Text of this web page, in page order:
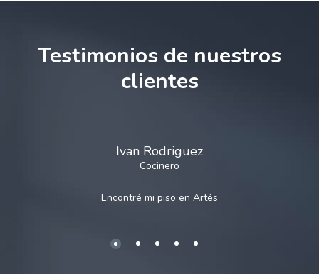
Testimonios de nuestros
clientes
Ivan Rodriguez
Cocinero
Encontré mi piso en Artés